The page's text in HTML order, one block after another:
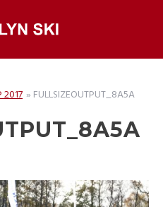
2017 » FULLSIZEOUTPUT_8A5A